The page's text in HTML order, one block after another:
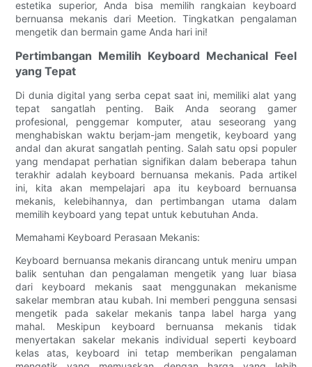
estetika superior, Anda bisa memilih rangkaian keyboard
bernuansa mekanis dari Meetion. Tingkatkan pengalaman
mengetik dan bermain game Anda hari ini!
Pertimbangan Memilih Keyboard Mechanical Feel
yang Tepat
Di dunia digital yang serba cepat saat ini, memiliki alat yang
tepat sangatlah penting. Baik Anda seorang gamer
profesional, penggemar komputer, atau seseorang yang
menghabiskan waktu berjam-jam mengetik, keyboard yang
andal dan akurat sangatlah penting. Salah satu opsi populer
yang mendapat perhatian signifikan dalam beberapa tahun
terakhir adalah keyboard bernuansa mekanis. Pada artikel
ini, kita akan mempelajari apa itu keyboard bernuansa
mekanis, kelebihannya, dan pertimbangan utama dalam
memilih keyboard yang tepat untuk kebutuhan Anda.
Memahami Keyboard Perasaan Mekanis:
Keyboard bernuansa mekanis dirancang untuk meniru umpan
balik sentuhan dan pengalaman mengetik yang luar biasa
dari keyboard mekanis saat menggunakan mekanisme
sakelar membran atau kubah. Ini memberi pengguna sensasi
mengetik pada sakelar mekanis tanpa label harga yang
mahal. Meskipun keyboard bernuansa mekanis tidak
menyertakan sakelar mekanis individual seperti keyboard
kelas atas, keyboard ini tetap memberikan pengalaman